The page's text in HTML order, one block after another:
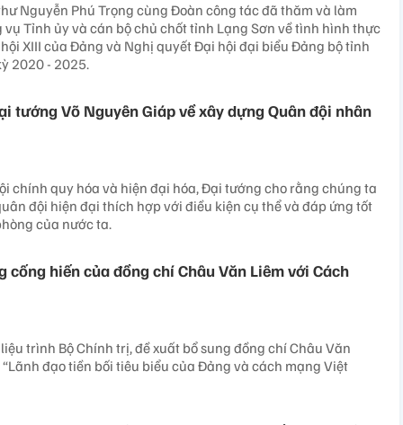
Nguyễn Phú Trọng cùng Đoàn công tác đã thăm và làm
Tỉnh ủy và cán bộ chủ chốt tỉnh Lạng Sơn về tình hình thực
XIII của Đảng và Nghị quyết Đại hội đại biểu Đảng bộ tỉnh
2020 - 2025.
tướng Võ Nguyên Giáp về xây dựng Quân đội nhân
chính quy hóa và hiện đại hóa, Đại tướng cho rằng chúng ta
đội hiện đại thích hợp với điều kiện cụ thể và đáp ứng tốt
của nước ta.
cống hiến của đồng chí Châu Văn Liêm với Cách
trình Bộ Chính trị, đề xuất bổ sung đồng chí Châu Văn
đạo tiền bối tiêu biểu của Đảng và cách mạng Việt